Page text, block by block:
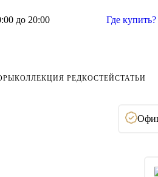
до 20:00 Где купить?
КОЛЛЕКЦИЯ РЕДКОСТЕЙСТАТЬИ